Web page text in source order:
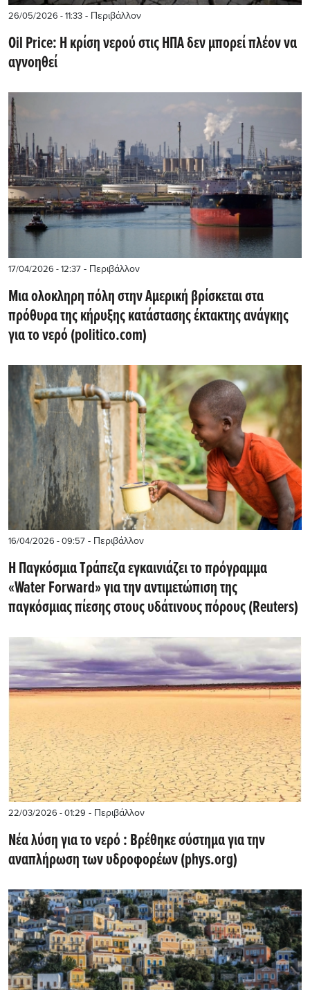
26/05/2026 - 11:33 - Περιβάλλον
Oil Price: Η κρίση νερού στις ΗΠΑ δεν μπορεί πλέον να
αγνοηθεί
17/04/2026 - 12:37 - Περιβάλλον
Μια ολοκληρη πόλη στην Αμερική βρίσκεται στα
πρόθυρα της κήρυξης κατάστασης έκτακτης ανάγκης
για το νερό (politico.com)
16/04/2026 - 09:57 - Περιβάλλον
Η Παγκόσμια Τράπεζα εγκαινιάζει το πρόγραμμα
«Water Forward» για την αντιμετώπιση της
παγκόσμιας πίεσης στους υδάτινους πόρους (Reuters)
22/03/2026 - 01:29 - Περιβάλλον
Nέα λύση για το νερό : Βρέθηκε σύστημα για την
αναπλήρωση των υδροφορέων (phys.org)